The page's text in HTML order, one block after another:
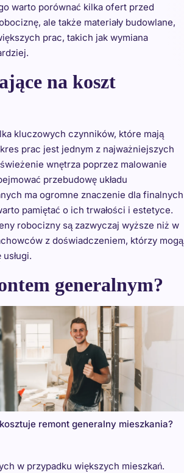
warto porównać kilka ofert przed
ale także materiały budowlane,
prac, takich jak wymiana
na koszt
kluczowych czynników, które mają
prac jest jednym z najważniejszych
wnętrza poprzez malowanie
przebudowę układu
ma ogromne znaczenie dla finalnych
pamiętać o ich trwałości i estetyce.
robocizny są zazwyczaj wyższe niż w
z doświadczeniem, którzy mogą
generalnym?
remont generalny mieszkania?
w przypadku większych mieszkań.